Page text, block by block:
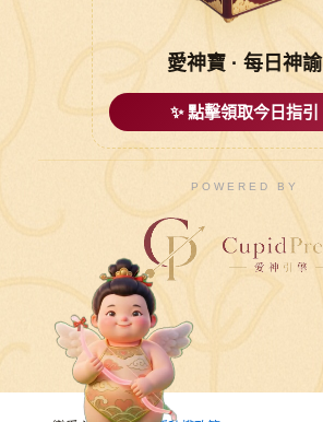
愛神寶 · 每日神諭
✨ 點擊領取今日指引
POWERED BY